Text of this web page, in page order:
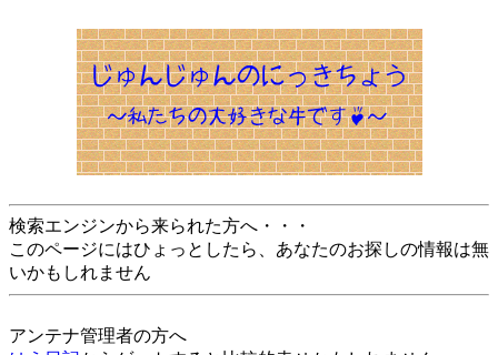
検索エンジンから来られた方へ・・・
このページにはひょっとしたら、あなたのお探しの情報は無
いかもしれません
アンテナ管理者の方へ